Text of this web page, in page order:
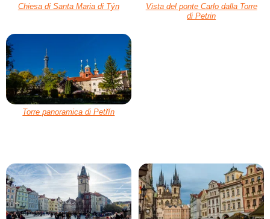
Chiesa di Santa Maria di Týn
Vista del ponte Carlo dalla Torre
di Petrin
Torre panoramica di Petřín